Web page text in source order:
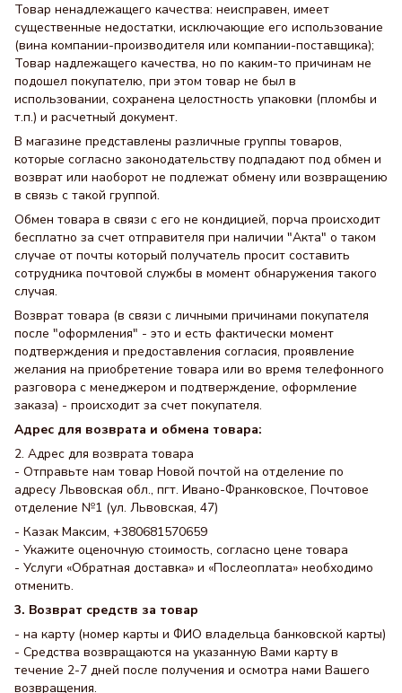
Товар ненадлежащего качества: неисправен, имеет
существенные недостатки, исключающие его использование
(вина компании-производителя или компании-поставщика);
Товар надлежащего качества, но по каким-то причинам не
подошел покупателю, при этом товар не был в
использовании, сохранена целостность упаковки (пломбы и
т.п.) и расчетный документ.
В магазине представлены различные группы товаров,
которые согласно законодательству подпадают под обмен и
возврат или наоборот не подлежат обмену или возвращению
в связь с такой группой.
Обмен товара в связи с его не кондицией, порча происходит
бесплатно за счет отправителя при наличии "Акта" о таком
случае от почты который получатель просит составить
сотрудника почтовой службы в момент обнаружения такого
случая.
Возврат товара (в связи с личными причинами покупателя
после "оформления" - это и есть фактически момент
подтверждения и предоставления согласия, проявление
желания на приобретение товара или во время телефонного
разговора с менеджером и подтверждение, оформление
заказа) - происходит за счет покупателя.
Адрес для возврата и обмена товара:
2. Адрес для возврата товара
- Отправьте нам товар Новой почтой на отделение по
адресу Львовская обл., пгт. Ивано-Франковское, Почтовое
отделение №1 (ул. Львовская, 47)
- Казак Максим, +380681570659
- Укажите оценочную стоимость, согласно цене товара
- Услуги «Обратная доставка» и «Послеоплата» необходимо
отменить.
3. Возврат средств за товар
- на карту (номер карты и ФИО владельца банковской карты)
- Средства возвращаются на указанную Вами карту в
течение 2-7 дней после получения и осмотра нами Вашего
возвращения.